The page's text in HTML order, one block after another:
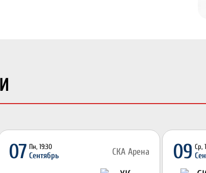
07 Пн, 19:30
Сентябрь СКА Арена 09 Ср,